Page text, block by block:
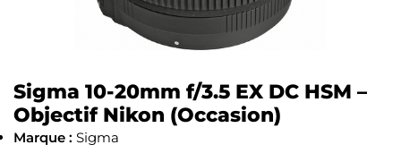
Sigma 10-20mm f/3.5 EX DC HSM –
Objectif Nikon (Occasion)
Marque : Sigma